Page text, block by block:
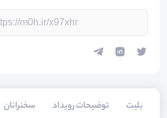
بلیت‌ توضیحات رویداد سخنرانان